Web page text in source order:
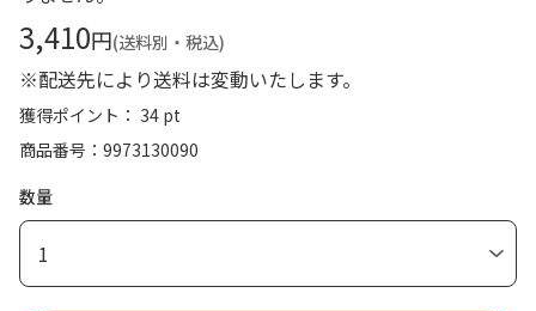
3,410円(送料別・税込)
※配送先により送料は変動いたします。
獲得ポイント： 34 pt
商品番号
9973130090
数量
1